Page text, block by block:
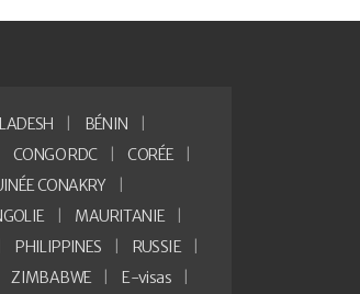
BÉNIN
CONGO RDC
CORÉE
CONAKRY
MAURITANIE
PHILIPPINES
RUSSIE
ZIMBABWE
E-visas